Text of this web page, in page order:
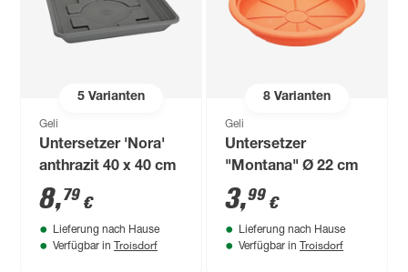
5Varianten
Geli
Untersetzer 'Nora'
anthrazit 40 x 40 cm
8,79 €
Lieferung nach Hause
Verfügbar in Troisdorf
8Varianten
Geli
Untersetzer
"Montana" Ø 22 cm
3,99 €
Lieferung nach Hause
Verfügbar in Troisdorf